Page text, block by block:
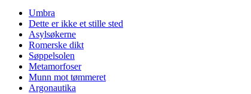
Umbra
Dette er ikke et stille sted
Asylsøkerne
Romerske dikt
Søppelsolen
Metamorfoser
Munn mot tømmeret
Argonautika